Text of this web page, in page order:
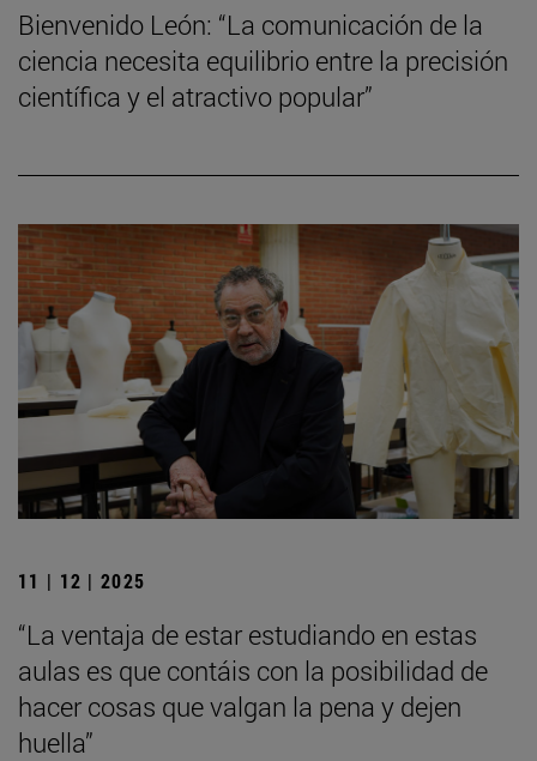
Bienvenido León: “La comunicación de la
ciencia necesita equilibrio entre la precisión
científica y el atractivo popular”
11 | 12 | 2025
“La ventaja de estar estudiando en estas
aulas es que contáis con la posibilidad de
hacer cosas que valgan la pena y dejen
huella”